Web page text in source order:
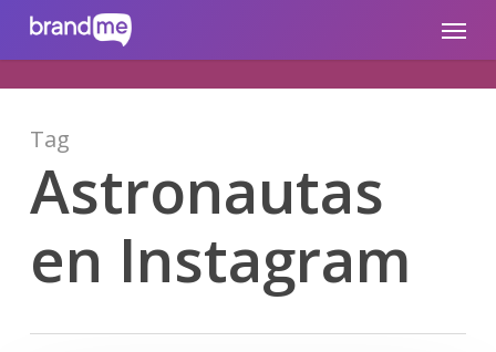
brandme.la Menu
Tag
Astronautas
en Instagram